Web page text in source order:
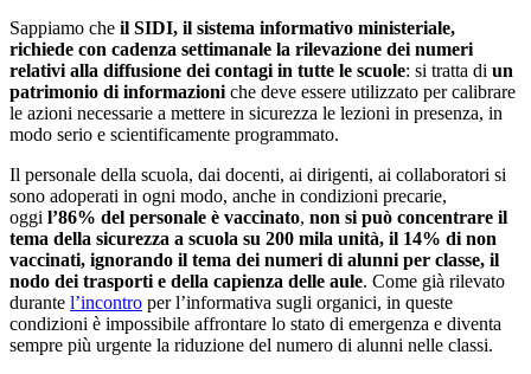
Sappiamo che il SIDI, il sistema informativo ministeriale,
richiede con cadenza settimanale la rilevazione dei numeri
relativi alla diffusione dei contagi in tutte le scuole: si tratta di un
patrimonio di informazioni che deve essere utilizzato per calibrare
le azioni necessarie a mettere in sicurezza le lezioni in presenza, in
modo serio e scientificamente programmato.
Il personale della scuola, dai docenti, ai dirigenti, ai collaboratori si
sono adoperati in ogni modo, anche in condizioni precarie,
oggi l’86% del personale è vaccinato, non si può concentrare il
tema della sicurezza a scuola su 200 mila unità, il 14% di non
vaccinati, ignorando il tema dei numeri di alunni per classe, il
nodo dei trasporti e della capienza delle aule. Come già rilevato
durante l’incontro per l’informativa sugli organici, in queste
condizioni è impossibile affrontare lo stato di emergenza e diventa
sempre più urgente la riduzione del numero di alunni nelle classi.